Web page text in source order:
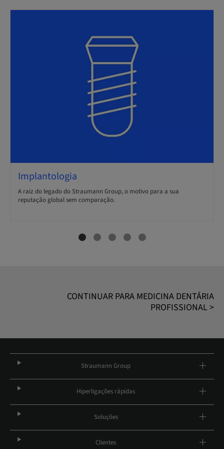
Implantologia
A raiz do legado do Straumann Group, o motivo para a sua
reputação global sem comparação.
CONTINUAR PARA MEDICINA DENTÁRIA
PROFISSIONAL >
Straumann Group
Hiperligações rápidas
Soluções
Clientes